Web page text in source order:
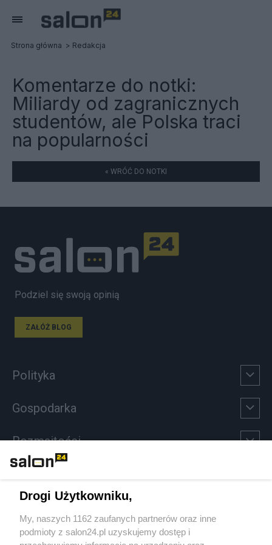
Strona główna Redakcja
Komentarze do notki:
Miliardy od zagranicznych
studentów, ale Polska traci
na popularności
« WRÓĆ DO NOTKI
Podziel się swoją opinią
ZAŁÓŻ BLOG
Polityka
Gospodarka
Rozmaitości
Sport
Społeczeństwo
Drogi Użytkowniku,
My, naszych 1162 zaufanych partnerów oraz inne
podmioty z salon24.pl uzyskujemy dostęp i